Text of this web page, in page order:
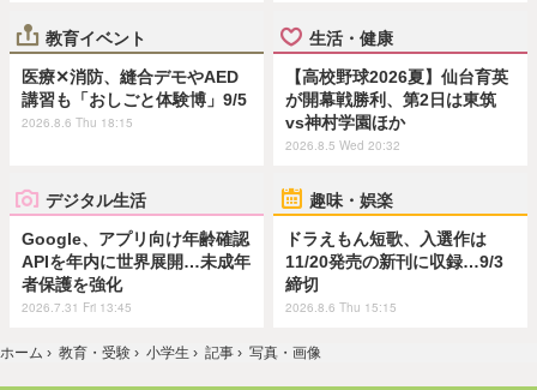
教育イベント
医療✕消防、縫合デモやAED
講習も「おしごと体験博」9/5
2026.8.6 Thu 18:15
生活・健康
【高校野球2026夏】仙台育英
が開幕戦勝利、第2日は東筑
vs神村学園ほか
2026.8.5 Wed 20:32
デジタル生活
Google、アプリ向け年齢確認
APIを年内に世界展開…未成年
者保護を強化
2026.7.31 Fri 13:45
趣味・娯楽
ドラえもん短歌、入選作は
11/20発売の新刊に収録…9/3
締切
2026.8.6 Thu 15:15
ホーム › 教育・受験 › 小学生 › 記事 › 写真・画像